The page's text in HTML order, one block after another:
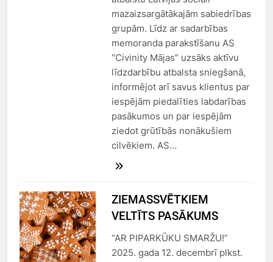
mazaizsargātākajām sabiedrības
grupām. Līdz ar sadarbības
memoranda parakstīšanu AS
“Civinity Mājas” uzsāks aktīvu
līdzdarbību atbalsta sniegšanā,
informējot arī savus klientus par
iespējām piedalīties labdarības
pasākumos un par iespējām
ziedot grūtībās nonākušiem
cilvēkiem. AS…
ZIEMASSVĒTKIEM
VELTĪTS PASĀKUMS
“AR PIPARKŪKU SMARŽU!”
2025. gada 12. decembrī plkst.